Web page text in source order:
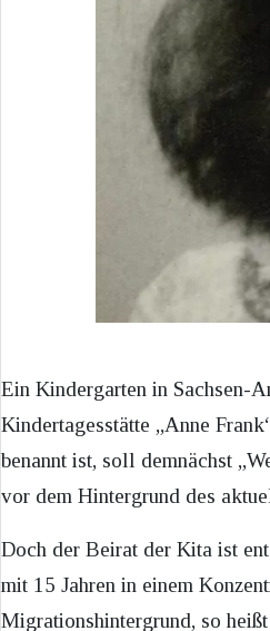
Ein Kindergarten in Sachsen-
Kindertagesstätte „Anne
benannt ist, soll demnächst
vor dem Hintergrund des
Doch der Beirat der Kita ist
mit 15 Jahren in einem
Migrationshintergrund, so